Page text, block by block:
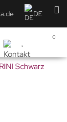
DE
0
Schwarz